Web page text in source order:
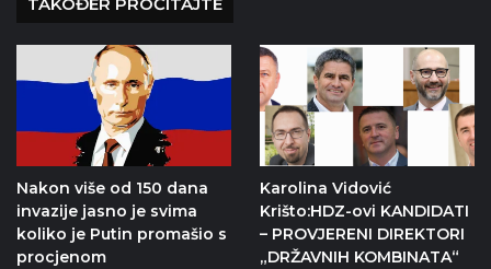
TAKOĐER PROČITAJTE
Nakon više od 150 dana
invazije jasno je svima
koliko je Putin promašio s
procjenom
Karolina Vidović
Krišto:HDZ-ovi KANDIDATI
– PROVJERENI DIREKTORI
„DRŽAVNIH KOMBINATA“